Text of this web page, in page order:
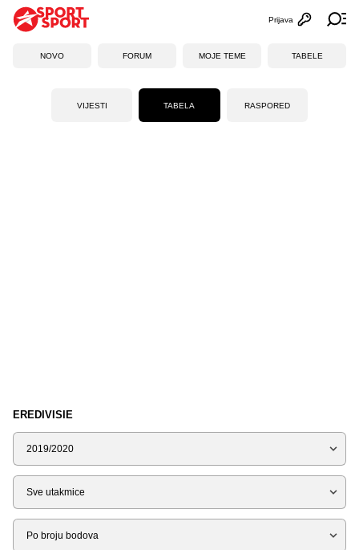
Otvori
Prijava
NOVO FORUM MOJE TEME TABELE
VIJESTI TABELA RASPORED
EREDIVISIE
Sezona
Tip
Liga